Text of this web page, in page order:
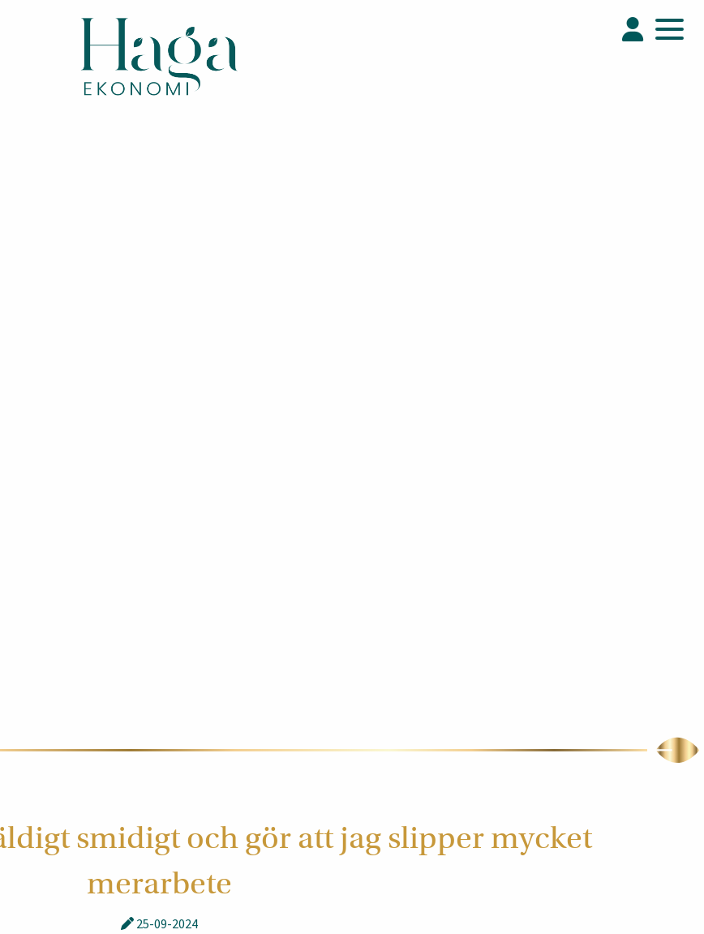
smidigt och gör att jag slipper mycket
merarbete
25-09-2024